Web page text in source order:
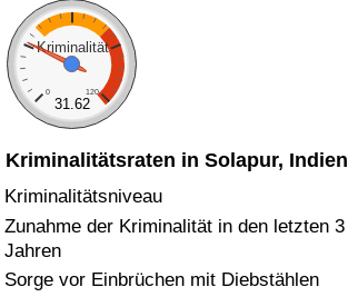
Kriminalität
0 120
31.62
Kriminalitätsraten in Solapur, Indien
Kriminalitätsniveau
Zunahme der Kriminalität in den letzten 3
Jahren
Sorge vor Einbrüchen mit Diebstählen
Lebenshaltungskosten-Index nach Land
in Akaba
Immobilienpreis-Index nach Land
Lebensqualitätsindex nach Land
Kriminalität
Kriminalitäts-Index (aktuell)
Kriminalitäts-Index
Kriminalitätsindex nach Land